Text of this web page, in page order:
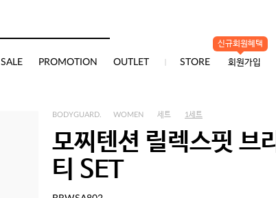
SALE PROMOTION OUTLET STORE
신규회원혜택
회원가입
BODYGUARD. WOMEN 세트 1세트
모찌텐션 릴렉스핏 브
티 SET